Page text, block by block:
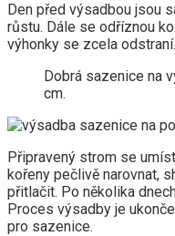
Den před výsadbou jsou
růstu. Dále se odříznou
výhonky se zcela odstraní.
Dobrá sazenice na
cm.
Připravený strom se
kořeny pečlivě narovnat,
přitlačit. Po několika
Proces výsadby je
pro sazenice.